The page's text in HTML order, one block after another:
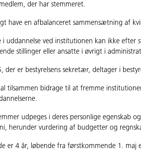
der har stemmeret.
have en afbalanceret sammensætning af
uddannelse ved institutionen kan ikke efter
stillinger eller ansatte i øvrigt i
er bestyrelsens sekretær, deltager i
tilsammen bidrage til at fremme
udpeges i deres personlige egenskab
herunder vurdering af budgetter og
er 4 år, løbende fra førstkommende 1.